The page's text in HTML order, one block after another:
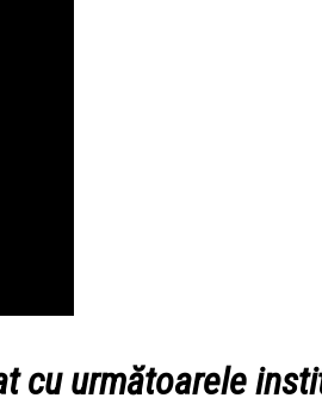
cu următoarele